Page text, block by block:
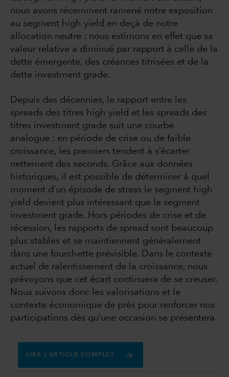
nous avons récemment ramené notre exposition
au segment high yield en deçà de notre
allocation neutre : nous estimons en effet que sa
valeur relative a diminué par rapport à celle de la
dette émergente, des créances titrisées et de la
dette investment grade.
Depuis des décennies, le rapport entre les
spreads des titres high yield et les spreads des
titres investment grade suit une courbe
analogue : en période de crise ou de faible
croissance, les premiers tendent à s’écarter
nettement des seconds. Grâce aux données
historiques, il est possible de déterminer à quel
moment d’un épisode de stress le segment high
yield devient plus intéressant que le segment
investment grade. Hors périodes de crise et de
récession, les rapports de spread sont beaucoup
plus stables et se maintiennent généralement
dans une fourchette prévisible. Dans le contexte
actuel de ralentissement de la croissance, nous
prévoyons que cet écart continuera de se creuser.
Nous suivons donc les valorisations et le
contexte économique de près pour renforcer nos
participations dès qu’une occasion se présentera.
LIRE L’ARTICLE COMPLET